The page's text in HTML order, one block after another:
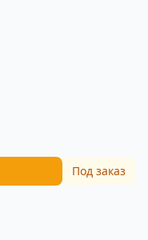
Под заказ